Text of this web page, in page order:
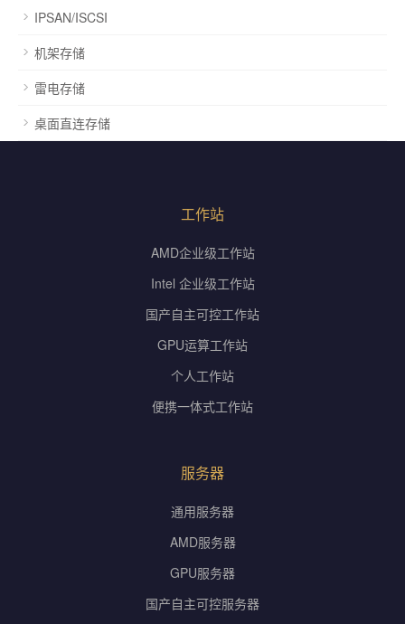
IPSAN/ISCSI
机架存储
雷电存储
桌面直连存储
工作站
AMD企业级工作站
Intel 企业级工作站
国产自主可控工作站
GPU运算工作站
个人工作站
便携一体式工作站
服务器
通用服务器
AMD服务器
GPU服务器
国产自主可控服务器